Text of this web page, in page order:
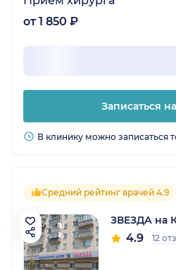
от 1 850 ₽
Записаться
В клинику можно записаться
Средний рейтинг врачей 4.9
ЗВЕЗДА на
4.9 12